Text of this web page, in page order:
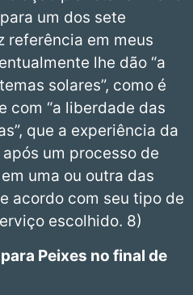
um dos sete
referência em meus
lhe dão “a
solares”, como é
com “a liberdade das
que a experiência da
um processo de
uma ou outra das
acordo com seu tipo de
escolhido. 8)
Peixes no final de